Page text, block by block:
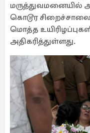
மருத்துவமனையில்
கொடூர
மொத்த
அதிகரித்துள்ளது.